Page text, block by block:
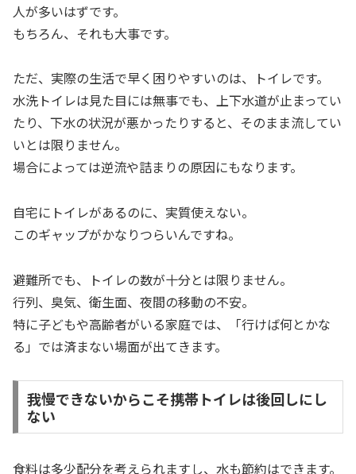
人が多いはずです。
もちろん、それも大事です。
ただ、実際の生活で早く困りやすいのは、トイレです。
水洗トイレは見た目には無事でも、上下水道が止まってい
たり、下水の状況が悪かったりすると、そのまま流してい
いとは限りません。
場合によっては逆流や詰まりの原因にもなります。
自宅にトイレがあるのに、実質使えない。
このギャップがかなりつらいんですね。
避難所でも、トイレの数が十分とは限りません。
行列、臭気、衛生面、夜間の移動の不安。
特に子どもや高齢者がいる家庭では、「行けば何とかな
る」では済まない場面が出てきます。
我慢できないからこそ携帯トイレは後回しにし
ない
食料は多少配分を考えられますし、水も節約はできます。